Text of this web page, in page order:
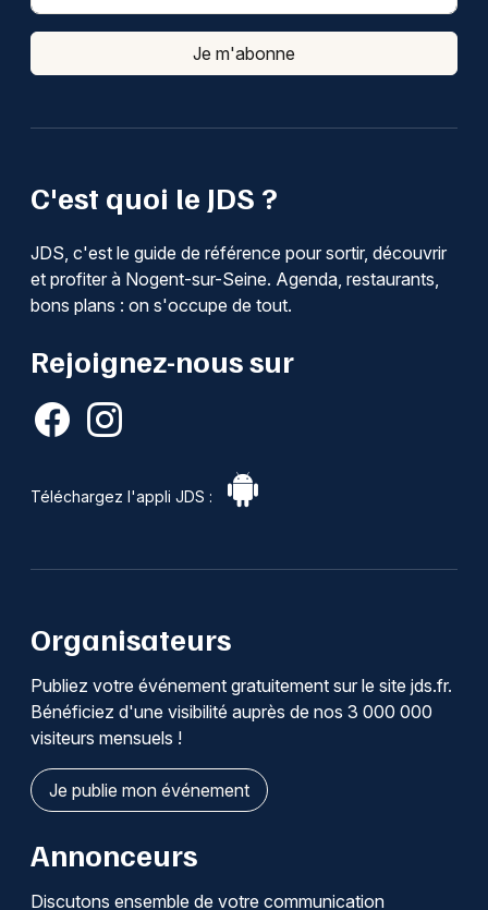
C'est quoi le JDS ?
JDS, c'est le guide de référence pour sortir, découvrir
et profiter à Nogent-sur-Seine. Agenda, restaurants,
bons plans : on s'occupe de tout.
Rejoignez-nous sur
Téléchargez l'appli JDS :
Je m'abonne
Organisateurs
Publiez votre événement gratuitement sur le site jds.fr.
Bénéficiez d'une visibilité auprès de nos 3 000 000
visiteurs mensuels !
Je publie mon événement
Annonceurs
Discutons ensemble de votre communication